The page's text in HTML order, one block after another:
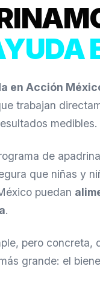
en Acción
trabajan
medibles.
de
que niñas y
puedan
.
pero concreta,
grande: el